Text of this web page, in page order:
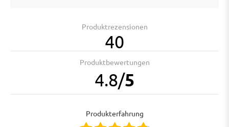
Produktrezensionen
40
Produktbewertungen
4.8/5
Produkterfahrung